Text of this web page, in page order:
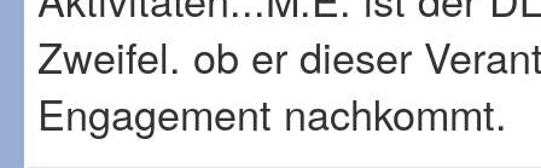
Zweifel. ob er dieser
Engagement nachkommt.